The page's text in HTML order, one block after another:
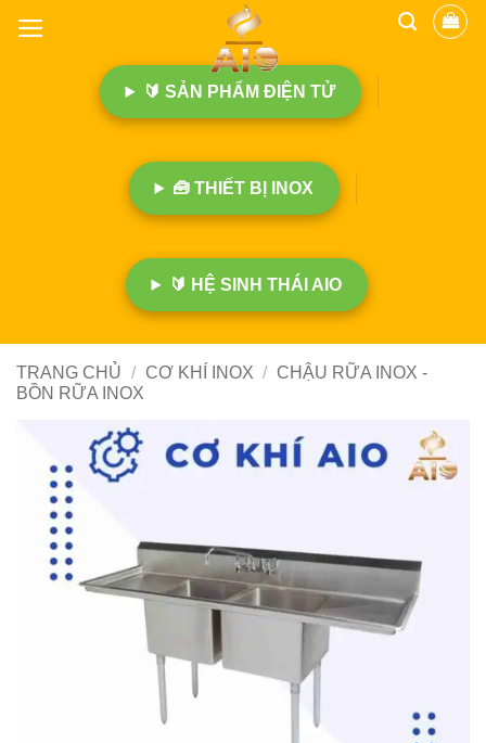
🔰 SẢN PHẨM ĐIỆN TỬ
🧰 THIẾT BỊ INOX
🔰 HỆ SINH THÁI AIO
TRANG CHỦ / CƠ KHÍ INOX / CHẬU RỮA INOX -
BỒN RỮA INOX